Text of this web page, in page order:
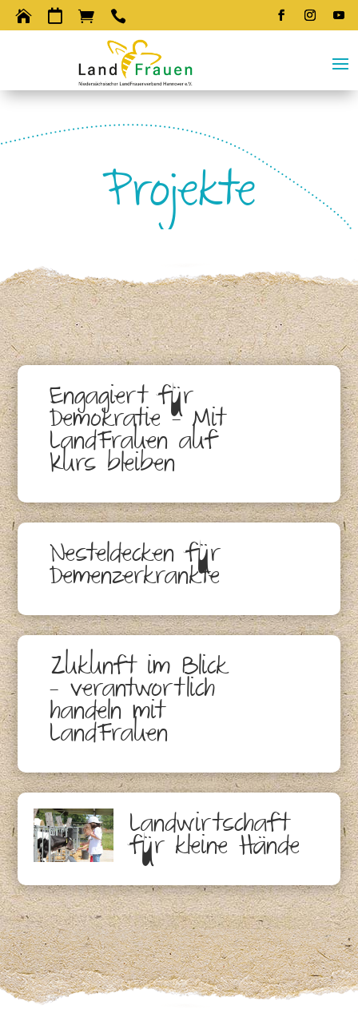
   
Projekte
Engagiert für
Demokratie – Mit
LandFrauen auf
Kurs bleiben
Nesteldecken für
Demenzerkrankte
Zukunft im Blick
– verantwortlich
handeln mit
LandFrauen
Landwirtschaft
für kleine Hände